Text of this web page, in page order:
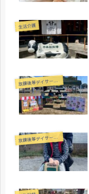
生活介護
放
課後等デイサービス
放
課後等デイサービス